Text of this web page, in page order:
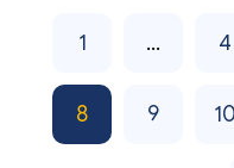
1 ... 4
8 9 10